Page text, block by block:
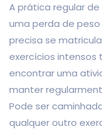
A prática regular
uma perda de
precisa se
exercícios intensos
encontrar uma
manter
Pode ser
qualquer outro